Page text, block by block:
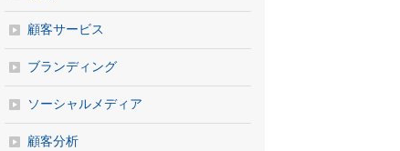
顧客サービス
ブランディング
ソーシャルメディア
顧客分析